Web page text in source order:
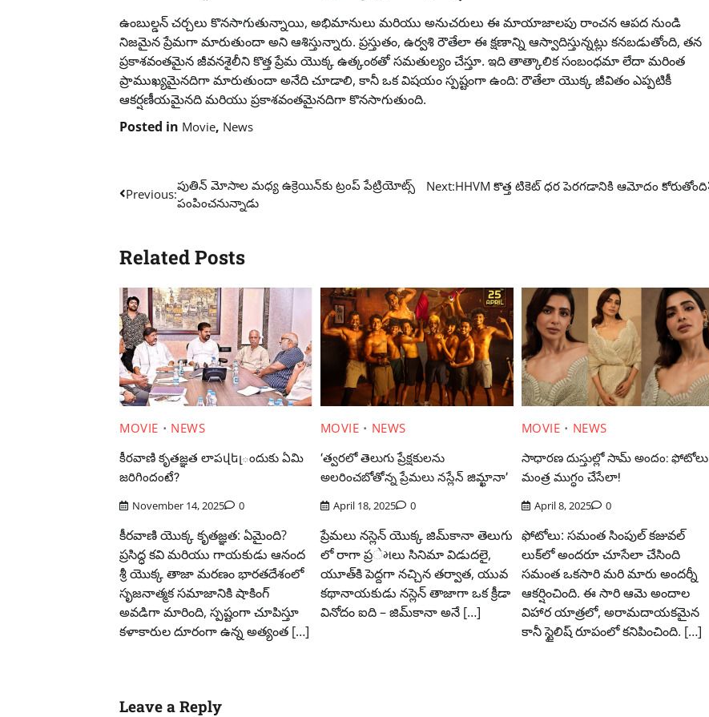
ఉంబుల్డన్ చర్చలు కొనసాగుతున్నాయి, అభిమానులు మరియు అనుచరులు ఈ మాయాజాలపు రాంచన ఆపద నుండి
నిజమైన ప్రేమగా మారుతుందా అని ఆశిస్తున్నారు. ప్రస్తుతం, ఉర్వశి రౌతేలా ఈ క్షణాన్ని ఆస్వాదిస్తున్నట్లు కనబడుతోంది, తన
ప్రకాశవంతమైన జీవనశైలీని కొత్త ప్రేమ యొక్క ఉత్కంఠతో సమతుల్యం చేస్తూ. ఇది తాత్కాలిక సంబంధమా లేదా మరింత
ప్రాముఖ్యమైనదిగా మారుతుందా అనేది చూడాలి, కానీ ఒక విషయం స్పష్టంగా ఉంది: రౌతేలా యొక్క జీవితం ఎప్పటికీ
ఆకర్షణీయమైనది మరియు ప్రకాశవంతమైనదిగా కొనసాగుతుంది.
Posted in Movie, News
Post
Previous:
పుతిన్ మోసాల మధ్య ఉక్రెయిన్‌కు ట్రంప్ పేట్రియోట్స్
పంపించనున్నాడు
Next:HHVM కొత్త టికెట్ ధర పెరగడానికి ఆమోదం కోరుతోంది
Related Posts
MOVIE
NEWS
కీరవాణి కృతజ్ఞత లాపվելందుకు ఏమి
జరిగిందంటే?
November 14, 2025 0
కీరవాణి యొక్క కృతజ్ఞత: ఏమైంది?
ప్రసిద్ధ కవి మరియు గాయకుడు ఆనంద
శ్రీ యొక్క తాజా మరణం భారతదేశంలో
సృజనాత్మక సమాజానికి షాకింగ్
అవడిగా మారింది, స్పష్టంగా చూపిస్తూ
కళాకారుల దూరంగా ఉన్న అత్యంత […]
MOVIE
NEWS
‘త్వరలో తెలుగు ప్రేక్షకులను
అలరించబోతోన్న ప్రేమలు నస్లేన్ జిమ్ఖానా’
April 18, 2025 0
ప్రేమలు నస్లెన్ యొక్క జిమ్‌కానా తెలుగు
లో రాగా ప్రેમలు సినిమా విడుదలై,
యూత్‌కి పెద్దగా నచ్చిన తర్వాత, యువ
కథానాయకుడు నస్లెన్ తాజాగా ఒక క్రీడా
వినోదం ఐది – జిమ్‌కానా అనే […]
MOVIE
NEWS
సాధారణ దుస్తుల్లో సామ్‌ అందం: ఫోటోలు
మంత్ర ముగ్ధం చేసేలా!
April 8, 2025 0
ఫోటోలు: సమంత సింపుల్ కజువల్
లుక్‌లో అందరూ చూసేలా చేసింది
సమంత ఒకసారి మరి మారు అందర్నీ
ఆకర్షించింది. ఈ సారి ఆమె అందాల
విహార యాత్రలో, అరామదాయకమైన
కానీ స్టైలిష్ రూపంలో కనిపించింది. […]
Leave a Reply